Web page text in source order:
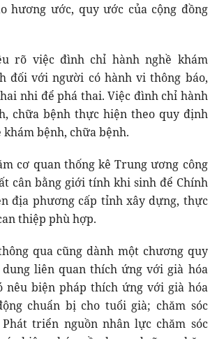
hương ước, quy ước của cộng đồng
rõ việc đình chỉ hành nghề khám
đối với người có hành vi thông báo,
nhi để phá thai. Việc đình chỉ hành
chữa bệnh thực hiện theo quy định
bệnh, chữa bệnh.
cơ quan thống kê Trung ương công
cân bằng giới tính khi sinh để Chính
địa phương cấp tỉnh xây dựng, thực
thiệp phù hợp.
qua cũng dành một chương quy
liên quan thích ứng với già hóa
nêu biện pháp thích ứng với già hóa
chuẩn bị cho tuổi già; chăm sóc
triển nguồn nhân lực chăm sóc